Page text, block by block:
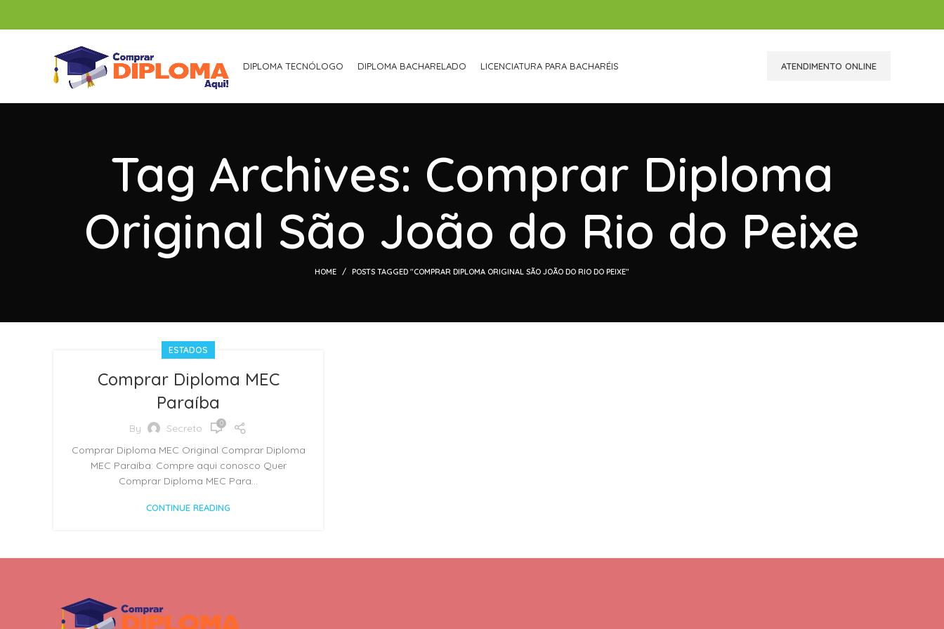
DIPLOMA TECNÓLOGO DIPLOMA BACHARELADO LICENCIATURA PARA BACHARÉIS ATENDIMENTO ONLINE
Tag Archives: Comprar Diploma
Original São João do Rio do Peixe
HOME POSTS TAGGED "COMPRAR DIPLOMA ORIGINAL SÃO JOÃO DO RIO DO PEIXE"
ESTADOS
Comprar Diploma MEC
Paraíba
By Secreto 0
Comprar Diploma MEC Original Comprar Diploma
MEC Paraíba: Compre aqui conosco Quer
Comprar Diploma MEC Para...
CONTINUE READING